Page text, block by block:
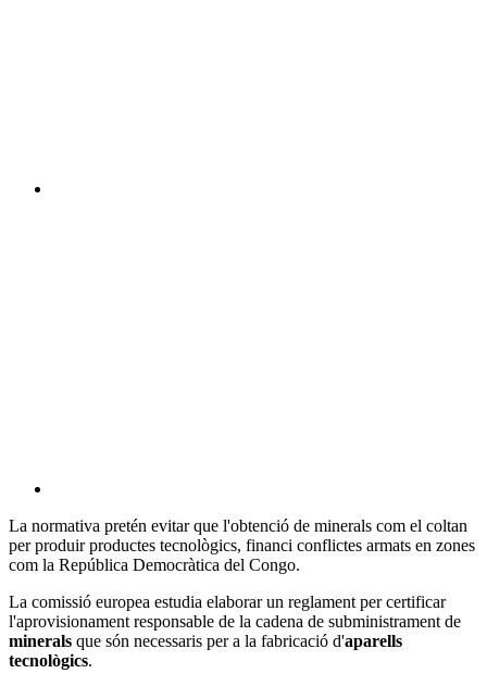
La normativa pretén evitar que l'obtenció de minerals com el coltan
per produir productes tecnològics, financi conflictes armats en zones
com la República Democràtica del Congo.
La comissió europea estudia elaborar un reglament per certificar
l'aprovisionament responsable de la cadena de subministrament de
minerals que són necessaris per a la fabricació d'aparells
tecnològics.